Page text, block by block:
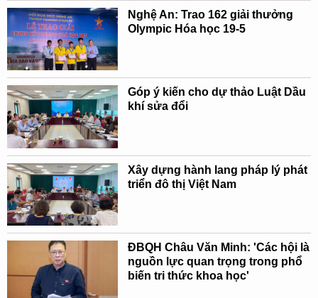
Nghệ An: Trao 162 giải thưởng
Olympic Hóa học 19-5
Góp ý kiến cho dự thảo Luật Dầu
khí sửa đổi
Xây dựng hành lang pháp lý phát
triển đô thị Việt Nam
ĐBQH Châu Văn Minh: 'Các hội là
nguồn lực quan trọng trong phổ
biến tri thức khoa học'